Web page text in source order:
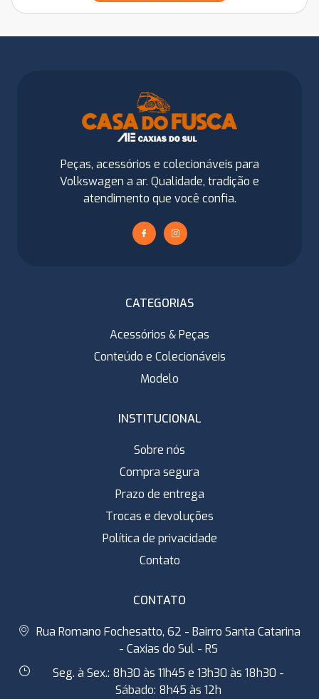
Peças, acessórios e colecionáveis para
Volkswagen a ar. Qualidade, tradição e
atendimento que você confia.
CATEGORIAS
Acessórios & Peças
Conteúdo e Colecionáveis
Modelo
INSTITUCIONAL
Sobre nós
Compra segura
Prazo de entrega
Trocas e devoluções
Política de privacidade
Contato
CONTATO
Rua Romano Fochesatto, 62 - Bairro Santa Catarina
- Caxias do Sul - RS
Seg. à Sex.: 8h30 às 11h45 e 13h30 às 18h30 -
Sábado: 8h45 às 12h